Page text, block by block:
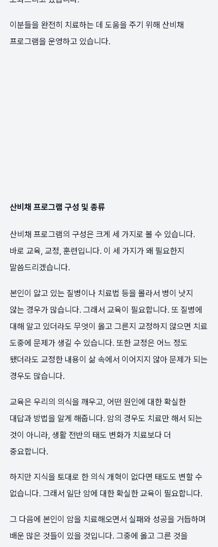
이분들을 완전히 치료하는 데 도움을 주기 위해 산비채
프로그램을 운영하고 있습니다.
산비채 프로그램 구성 및 종류
산비채 프로그램의 구성은 크게 세 가지로 볼 수 있습니다.
바로 교육, 교정, 훈련입니다. 이 세 가지가 왜 필요한지
말씀드리겠습니다.
본인이 앓고 있는 질병이나 치료법 등을 몰라서 병이 낫지
않는 경우가 많습니다. 그래서 교육이 필요합니다. 또 질병에
대해 알고 있더라도 무엇이 옳고 그른지 교정하지 않으면 치료
도중에 문제가 생길 수 있습니다. 또한 교정은 어느 정도
됐더라도 교정한 내용이 삶 속에서 이어지지 않아 문제가 되는
경우도 많습니다.
교육은 우리의 의식을 깨우고, 어떤 원인에 대한 확실한
대답과 방법을 알게 해줍니다. 암의 경우도 치료만 해서 되는
것이 아니라, 생활 전반의 태도 변화가 치료보다 더
중요합니다.
하지만 지식을 토대로 한 의식 개혁이 없다면 태도도 변할 수
없습니다. 그래서 일단 암에 대한 확실한 교육이 필요합니다.
그 다음에 본인이 암을 치료해오면서 실패와 성공을 거듭하며
배운 많은 것들이 있을 것입니다. 그중에 옳고 그른 것을